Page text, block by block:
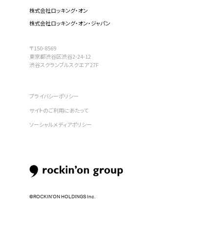
株式会社ロッキング・オン
株式会社ロッキング・オン・ジャパン
〒150-8569
東京都渋谷区渋谷2-24-12
渋谷スクランブルスクエア 27F
プライバシーポリシー
サイトのご利用にあたって
ソーシャルメディアポリシー
©︎ROCKIN’ON HOLDINGS Inc.